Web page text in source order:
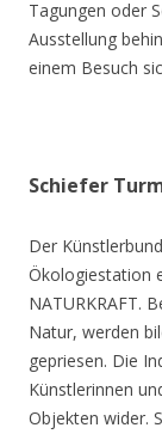
Tagungen oder
Ausstellung
einem Besuch
Schiefer
Der
Ökologiestation
NATURKRAFT.
Natur, werden
gepriesen. Die
Künstlerinnen
Objekten wider.